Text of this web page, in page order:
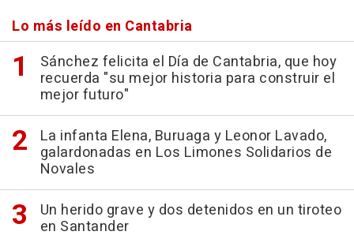
Lo más leído en Cantabria
Sánchez felicita el Día de Cantabria, que hoy
recuerda "su mejor historia para construir el
mejor futuro"
La infanta Elena, Buruaga y Leonor Lavado,
galardonadas en Los Limones Solidarios de
Novales
Un herido grave y dos detenidos en un tiroteo
en Santander